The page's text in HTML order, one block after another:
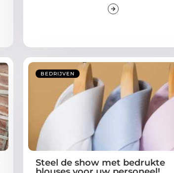
BEDRIJVEN
Steel de show met bedrukte